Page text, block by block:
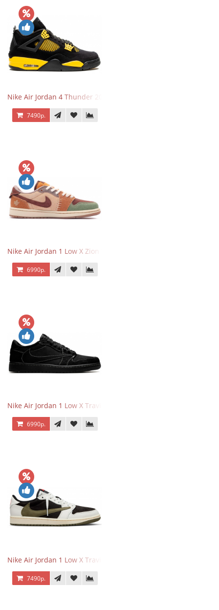
Nike Air Jordan 4 Thunder 2023
7490р.
Nike Air Jordan 1 Low X Zion Williamson Voodoo
6990р.
Nike Air Jordan 1 Low X Travis Scott Black Phantom
6990р.
Nike Air Jordan 1 Low X Travis Scott Olive
7490р.